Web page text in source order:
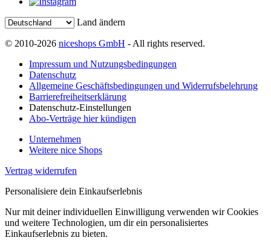
Land ändern
© 2010-2026 niceshops GmbH - All rights reserved.
Impressum und Nutzungsbedingungen
Datenschutz
Allgemeine Geschäftsbedingungen und Widerrufsbelehrung
Barrierefreiheitserklärung
Datenschutz-Einstellungen
Abo-Verträge hier kündigen
Unternehmen
Weitere nice Shops
Vertrag widerrufen
Personalisiere dein Einkaufserlebnis
Nur mit deiner individuellen Einwilligung verwenden wir Cookies
und weitere Technologien, um dir ein personalisiertes
Einkaufserlebnis zu bieten.